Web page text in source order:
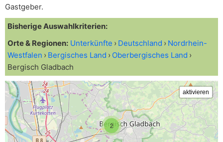
Gastgeber.
Bisherige Auswahlkriterien:
Orte & Regionen: Unterkünfte Deutschland
Nordrhein-
Westfalen
Bergisches Land
Oberbergisches Land
Bergisch Gladbach
2